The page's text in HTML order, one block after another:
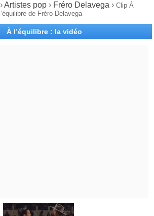
›Artistes pop› Fréro Delavega › Clip À
l’équilibre de Fréro Delavega
À l’équilibre : la vidéo